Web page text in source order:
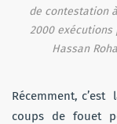
de contestation
2000 exécutions
Hassan
Récemment,
coups de fouet